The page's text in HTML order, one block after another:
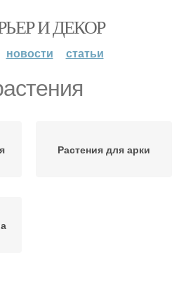
И ДЕКОР
новости статьи
Растения для арки